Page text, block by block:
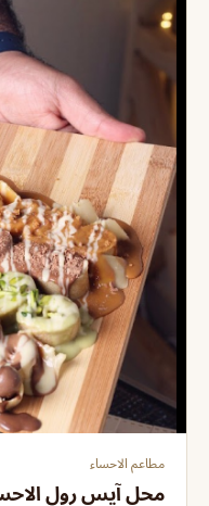
مطاعم الاحساء
محل آيس رول